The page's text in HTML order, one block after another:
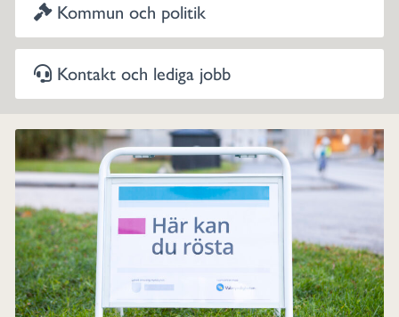
Kommun och politik
Kontakt och lediga jobb